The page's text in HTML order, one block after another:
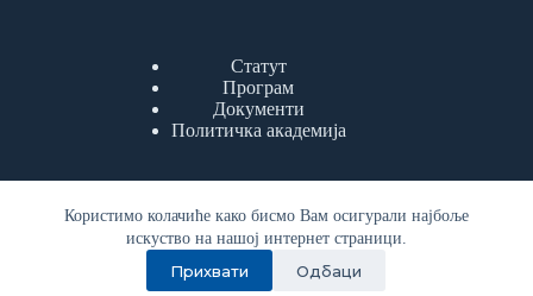
Користимо колачиће како бисмо Вам осигурали најбоље
искуство на нашој интернет страници.
Прихвати Одбаци
Статут
Програм
Документи
Политичка академија
Copyright © 2026 | Сва права задржана
демократска странка | Улица Николе Тесле 1Б, Бања